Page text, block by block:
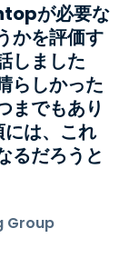
が必要な
かを評価す
しました
らしかった
までもあり
は、これ
るだろうと
Group